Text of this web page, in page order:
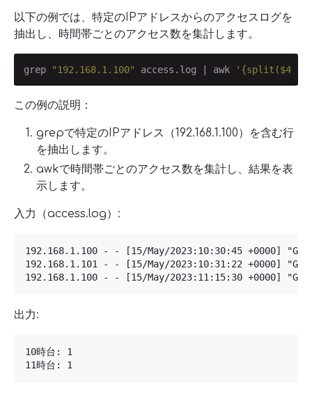
以下の例では、特定のIPアドレスからのアクセスログを
抽出し、時間帯ごとのアクセス数を集計します。
grep "192.168.1.100" access.log | awk '{split($4, a,
この例の説明：
grepで特定のIPアドレス（192.168.1.100）を含む行
を抽出します。
awkで時間帯ごとのアクセス数を集計し、結果を表
示します。
入力（access.log）:
192.168.1.100 - - [15/May/2023:10:30:45 +0000]
192.168.1.101 - - [15/May/2023:10:31:22 +0000]
192.168.1.100 - - [15/May/2023:11:15:30 +0000]
出力:
10時台: 1
11時台: 1